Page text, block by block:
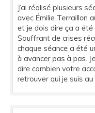
J’ai réalisé plusieurs
avec Émilie Terraillon
et je dois dire ça a été
Souffrant de crises
chaque séance a été
à avancer pas à pas.
dire combien votre
retrouver qui je suis